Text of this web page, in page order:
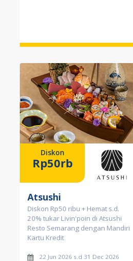
Diskon
Rp50rb
Atsushi
Diskon Rp50 ribu + Hemat s.d.
20% tukar Livin'poin di Atsushi
Resto Semarang dengan Mandiri
Kartu Kredit
22 Jun 2026 s.d 31 Dec 2026